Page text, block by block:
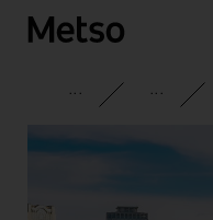
Ir para